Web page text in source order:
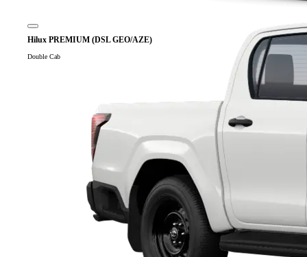
Hilux PREMIUM (DSL GEO/AZE)
Double Cab